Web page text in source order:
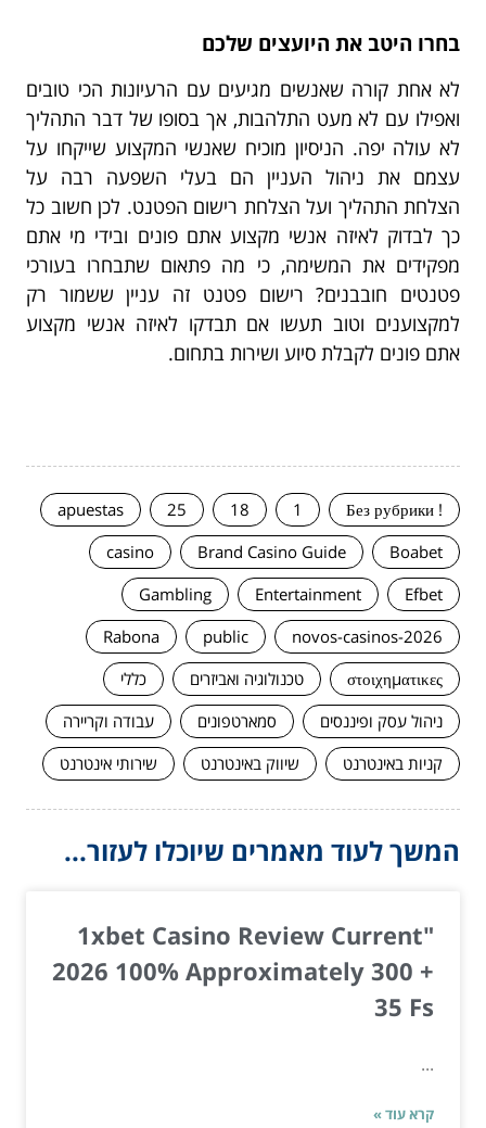
בחרו היטב את היועצים שלכם
לא אחת קורה שאנשים מגיעים עם הרעיונות הכי טובים
ואפילו עם לא מעט התלהבות, אך בסופו של דבר התהליך
לא עולה יפה. הניסיון מוכיח שאנשי המקצוע שייקחו על
עצמם את ניהול העניין הם בעלי השפעה רבה על
הצלחת התהליך ועל הצלחת רישום הפטנט. לכן חשוב כל
כך לבדוק לאיזה אנשי מקצוע אתם פונים ובידי מי אתם
מפקידים את המשימה, כי מה פתאום שתבחרו בעורכי
פטנטים חובבנים? רישום פטנט זה עניין ששמור רק
למקצוענים וטוב תעשו אם תבדקו לאיזה אנשי מקצוע
אתם פונים לקבלת סיוע ושירות בתחום.
! Без рубрики
1
18
25
apuestas
Boabet
Brand Casino Guide
casino
Efbet
Entertainment
Gambling
novos-casinos-2026
public
Rabona
στοιχηματικες
טכנולוגיה ואביזרים
כללי
ניהול עסק ופיננסים
סמארטפונים
עבודה וקריירה
קניות באינטרנט
שיווק באינטרנט שירותי אינטרנט
המשך לעוד מאמרים שיוכלו לעזור...
"1xbet Casino Review Current
2026 100% Approximately 300 +
35 Fs
...
קרא עוד »